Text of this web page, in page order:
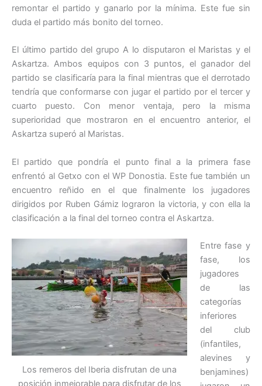
remontar el partido y ganarlo por la mínima. Este fue sin
duda el partido más bonito del torneo.
El último partido del grupo A lo disputaron el Maristas y el
Askartza. Ambos equipos con 3 puntos, el ganador del
partido se clasificaría para la final mientras que el derrotado
tendría que conformarse con jugar el partido por el tercer y
cuarto puesto. Con menor ventaja, pero la misma
superioridad que mostraron en el encuentro anterior, el
Askartza superó al Maristas.
El partido que pondría el punto final a la primera fase
enfrentó al Getxo con el WP Donostia. Este fue también un
encuentro reñido en el que finalmente los jugadores
dirigidos por Ruben Gámiz lograron la victoria, y con ella la
clasificación a la final del torneo contra el Askartza.
Los remeros del Iberia disfrutan de una
posición inmejorable para disfrutar de los
Entre fase y
fase, los
jugadores
de las
categorías
inferiores
del club
(infantiles,
alevines y
benjamines)